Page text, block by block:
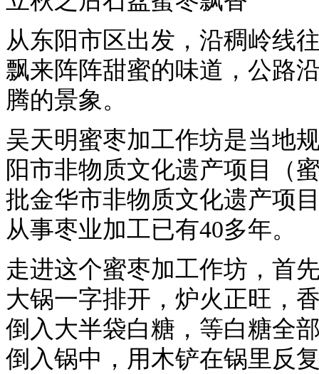
从东阳市区出发，沿稠岭线
飘来阵阵甜蜜的味道，公路
腾的景象。
吴天明蜜枣加工作坊是当地
阳市非物质文化遗产项目（
批金华市非物质文化遗产项
从事枣业加工已有40多年。
走进这个蜜枣加工作坊，首
大锅一字排开，炉火正旺，
倒入大半袋白糖，等白糖全
倒入锅中，用木铲在锅里反